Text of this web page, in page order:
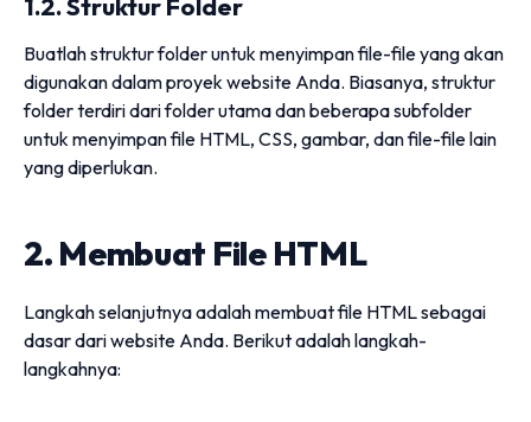
Buatlah struktur folder untuk menyimpan file-file yang akan
digunakan dalam proyek website Anda. Biasanya, struktur
folder terdiri dari folder utama dan beberapa subfolder
untuk menyimpan file HTML, CSS, gambar, dan file-file lain
yang diperlukan.
2. Membuat File HTML
Langkah selanjutnya adalah membuat file HTML sebagai
dasar dari website Anda. Berikut adalah langkah-
langkahnya: